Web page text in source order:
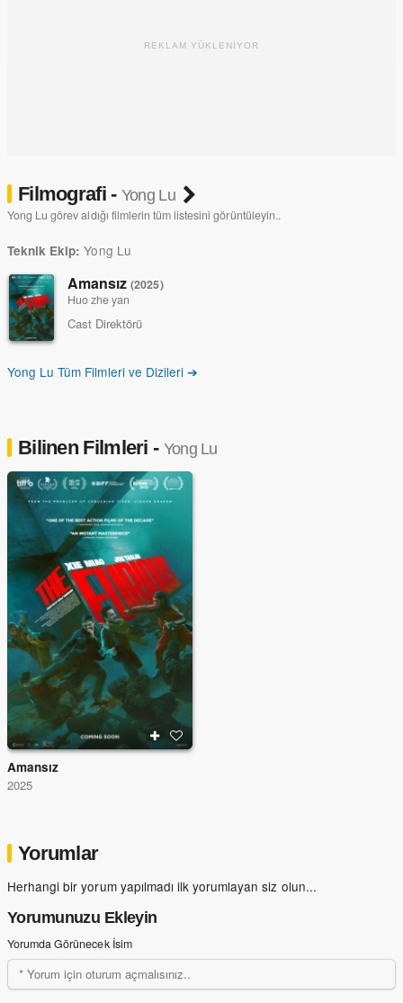
REKLAM YÜKLENİYOR
Filmografi - Yong Lu
Yong Lu görev aldığı filmlerin tüm listesini görüntüleyin..
Teknik Ekip: Yong Lu
Amansız(2025)
Huo zhe yan
Cast Direktörü
Yong Lu Tüm Filmleri ve Dizileri ➔
Bilinen Filmleri - Yong Lu
Amansız
2025
Yorumlar
Herhangi bir yorum yapılmadı ilk yorumlayan siz olun...
Yorumunuzu Ekleyin
Yorumda Görünecek İsim